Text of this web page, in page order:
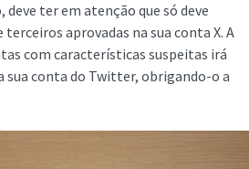
ter em atenção que só deve
aprovadas na sua conta X. A
com características suspeitas irá
sua conta do Twitter, obrigando-o a